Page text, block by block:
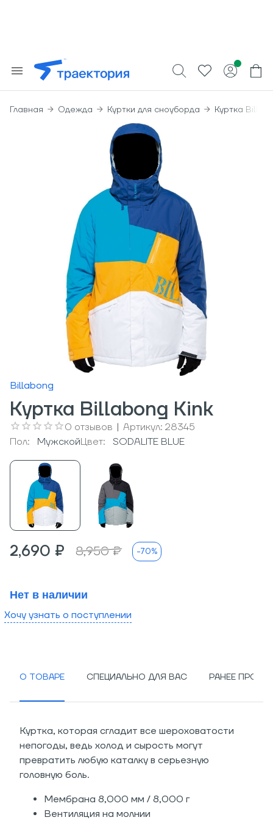
Главная Одежда Куртки для сноуборда Куртка
Billabong
Куртка Billabong Kink
0 отзывов | Артикул: 28345
Пол:
МужcкойЦвет: SODALITE BLUE
2,690 ₽ 8,950 ₽ -70%
Нет в наличии
Хочу узнать о поступлении
О ТОВАРЕ СПЕЦИАЛЬНО ДЛЯ ВАС РАНЕЕ
Куртка, которая сгладит все шероховатости
непогоды, ведь холод и сырость могут
превратить любую каталку в серьезную
головную боль.
Мембрана 8,000 мм / 8,000 г
Вентиляция на молнии